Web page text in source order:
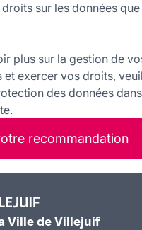
sur les données
plus sur la gestion de
et exercer vos droits,
des données
recommandation
Ville de Villejuif